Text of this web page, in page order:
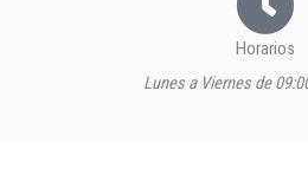
Horarios
Lunes a Viernes de